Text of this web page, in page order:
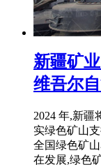
新疆矿
维吾尔
2024 年,新疆
实绿色矿山
全国绿色矿
在发展,绿色